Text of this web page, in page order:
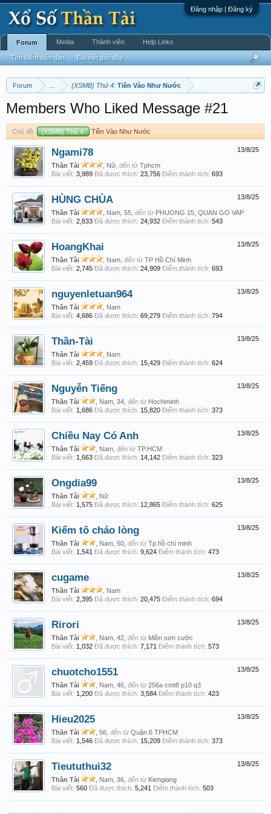
Đăng nhập | Đăng ký
Forum {XSMB} Thứ 4: Tiền Vào Như Nước
Members Who Liked Message #21
Chủ đề: {XSMB} Thứ 4: Tiền Vào Như Nước
13/8/25
Ngami78
Thần Tài , Nữ, đến từ Tphcm
Bài viết: 3,989 Đã được thích: 23,756 Điểm thành tích: 693
13/8/25
HÙNG CHÙA
Thần Tài , Nam, 55, đến từ PHUONG 15, QUAN GO VAP
Bài viết: 2,833 Đã được thích: 24,932 Điểm thành tích: 543
13/8/25
HoangKhai
Thần Tài , Nam, đến từ TP Hồ Chí Minh
Bài viết: 2,745 Đã được thích: 24,909 Điểm thành tích: 693
13/8/25
nguyenletuan964
Thần Tài
, Nam
Bài viết: 4,686 Đã được thích: 69,279 Điểm thành tích: 794
13/8/25
Thần-Tài
Thần Tài
, Nam
Bài viết: 2,459 Đã được thích: 15,429 Điểm thành tích: 624
13/8/25
Nguyễn Tiếng
Thần Tài , Nam, 34, đến từ Hochiminh
Bài viết: 1,686 Đã được thích: 15,820 Điểm thành tích: 373
13/8/25
Chiều Nay Có Anh
Thần Tài , Nam, đến từ TP.HCM
Bài viết: 1,663 Đã được thích: 14,142 Điểm thành tích: 323
13/8/25
Ongdia99
Thần Tài
, Nữ
Bài viết: 1,575 Đã được thích: 12,865 Điểm thành tích: 625
13/8/25
Kiếm tô cháo lòng
Thần Tài , Nam, 50, đến từ Tp hồ chí minh
Bài viết: 1,541 Đã được thích: 9,624 Điểm thành tích: 473
13/8/25
cugame
Thần Tài
, Nam
Bài viết: 2,395 Đã được thích: 20,475 Điểm thành tích: 694
13/8/25
Rirori
Thần Tài , Nam, 42, đến từ Miền sơn cước
Bài viết: 1,032 Đã được thích: 7,171 Điểm thành tích: 573
13/8/25
chuotcho1551
Thần Tài , Nam, 46, đến từ 256a cmt8 p10 q3
Bài viết: 1,200 Đã được thích: 3,584 Điểm thành tích: 423
13/8/25
Hieu2025
Thần Tài , 56, đến từ Quận 6 TPHCM
Bài viết: 1,546 Đã được thích: 15,209 Điểm thành tích: 373
13/8/25
Tieututhui32
Thần Tài , Nam, 36, đến từ Kiengiang
Bài viết: 560 Đã được thích: 5,241 Điểm thành tích: 503
Forum
Tìm kiếm diễn đàn Bài viết gần đây
Media Thành viên Help Links